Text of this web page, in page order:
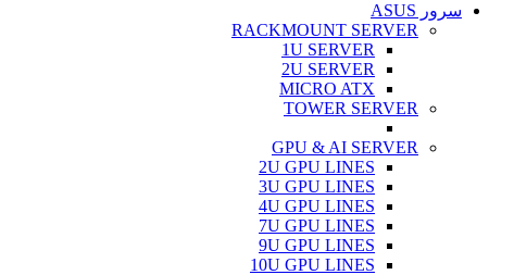
سرور ASUS
RACKMOUNT SERVER
1U SERVER
2U SERVER
MICRO ATX
TOWER SERVER
GPU & AI SERVER
2U GPU LINES
3U GPU LINES
4U GPU LINES
7U GPU LINES
9U GPU LINES
10U GPU LINES